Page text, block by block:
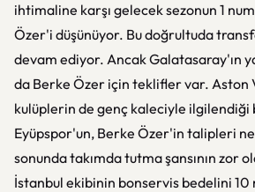
ihtimaline karşı gelecek sezonun 1
Özer'i düşünüyor. Bu doğrultuda
devam ediyor. Ancak Galatasaray'ın
da Berke Özer için teklifler var. Aston
kulüplerin de genç kaleciyle ilgilendiği
Eyüpspor'un, Berke Özer'in talipleri
sonunda takımda tutma şansının zor
İstanbul ekibinin bonservis bedelini 10